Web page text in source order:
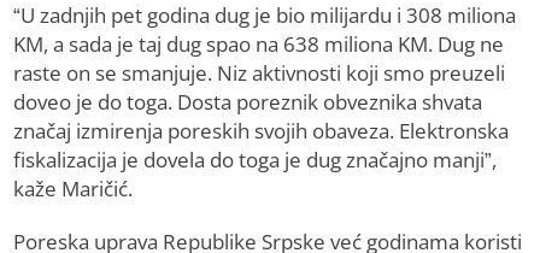
“U zadnjih pet godina dug je bio milijardu i 308 miliona
KM, a sada je taj dug spao na 638 miliona KM. Dug ne
raste on se smanjuje. Niz aktivnosti koji smo preuzeli
doveo je do toga. Dosta poreznik obveznika shvata
značaj izmirenja poreskih svojih obaveza. Elektronska
fiskalizacija je dovela do toga je dug značajno manji”,
kaže Maričić.
Poreska uprava Republike Srpske već godinama koristi